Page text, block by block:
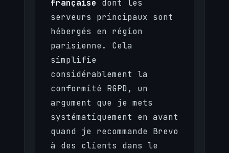
française dont les
serveurs principaux sont
hébergés en région
parisienne. Cela
simplifie
considérablement la
conformité RGPD, un
argument que je mets
systématiquement en avant
quand je recommande Brevo
à des clients dans le